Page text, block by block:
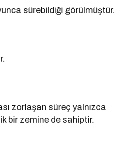
sürebildiği görülmüştür.
zorlaşan süreç yalnızca
bir zemine de sahiptir.